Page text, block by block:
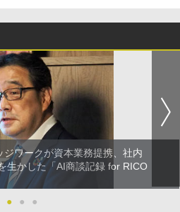
ジワークが資本業務提携、社内
生かした「AI商談記録 for RICO
●
● ●